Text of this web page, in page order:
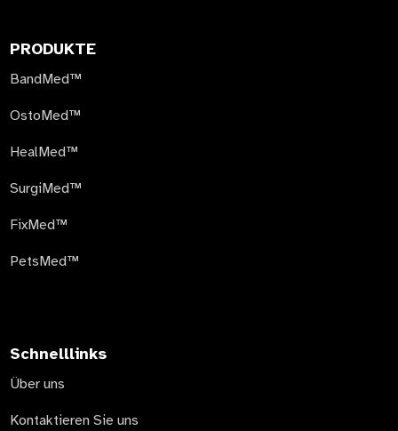
PRODUKTE
BandMed™
OstoMed™
HealMed™
SurgiMed™
FixMed™
PetsMed™
Schnelllinks
Über uns
Kontaktieren Sie uns